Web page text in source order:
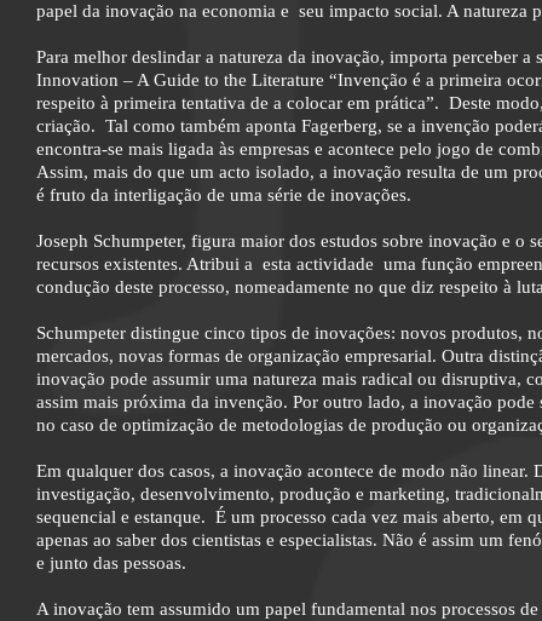
papel da inovação na economia e seu impacto social. A natureza
Para melhor deslindar a natureza da inovação, importa perceber
Innovation – A Guide to the Literature “Invenção é a primeira
respeito à primeira tentativa de a colocar em prática”. Deste
criação. Tal como também aponta Fagerberg, se a invenção
encontra-se mais ligada às empresas e acontece pelo jogo de
Assim, mais do que um acto isolado, a inovação resulta de um
é fruto da interligação de uma série de inovações.
Joseph Schumpeter, figura maior dos estudos sobre inovação e o
recursos existentes. Atribui a esta actividade uma função
condução deste processo, nomeadamente no que diz respeito à
Schumpeter distingue cinco tipos de inovações: novos produtos,
mercados, novas formas de organização empresarial. Outra
inovação pode assumir uma natureza mais radical ou disruptiva,
assim mais próxima da invenção. Por outro lado, a inovação
no caso de optimização de metodologias de produção ou
Em qualquer dos casos, a inovação acontece de modo não
investigação, desenvolvimento, produção e marketing,
sequencial e estanque. É um processo cada vez mais aberto, em
apenas ao saber dos cientistas e especialistas. Não é assim um
e junto das pessoas.
A inovação tem assumido um papel fundamental nos processos